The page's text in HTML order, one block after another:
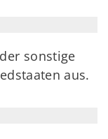
sonstige
aus.